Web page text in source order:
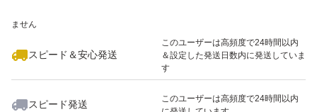
ません
スピード＆安心発送
このユーザーは高頻度で24時間以内
＆設定した発送日数内に発送していま
す
スピード発送
このユーザーは高頻度で24時間以内